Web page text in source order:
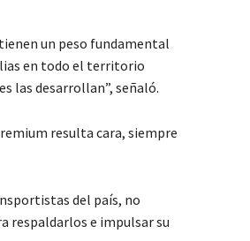
un peso fundamental
en todo el territorio
las desarrollan”, señaló.
resulta cara, siempre
del país, no
respaldarlos e impulsar su